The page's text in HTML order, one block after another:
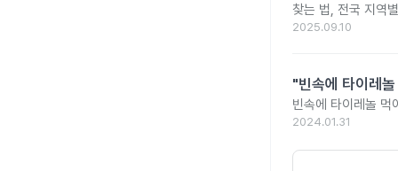
찾는 법, 전국 지역
2025.09.10
"빈속에 타이레
빈속에 타이레놀 먹
2024.01.31